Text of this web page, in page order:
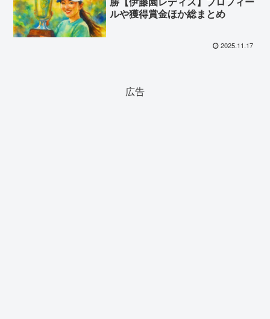
ルや獲得賞金ほか総まとめ
2025.11.17
広告